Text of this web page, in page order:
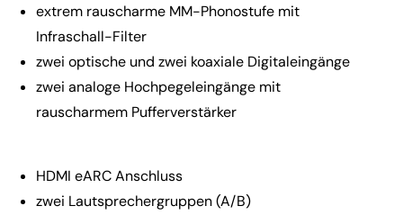
extrem rauscharme MM-Phonostufe mit
Infraschall-Filter
zwei optische und zwei koaxiale Digitaleingänge
zwei analoge Hochpegeleingänge mit
rauscharmem Pufferverstärker
HDMI eARC Anschluss
zwei Lautsprechergruppen (A/B)